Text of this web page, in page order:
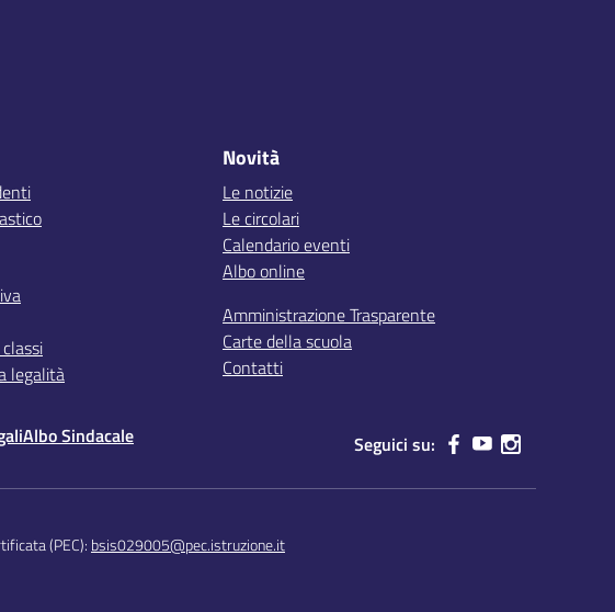
legalità
Novità
Le notizie
Le circolari
Calendario eventi
Albo online
Amministrazione Trasparente
Carte della scuola
Contatti
Albo Sindacale Seguici su:
(PEC): bsis029005@pec.istruzione.it